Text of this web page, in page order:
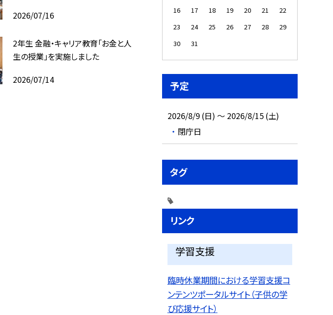
2026/07/16
2年生 金融・キャリア教育「お金と人
生の授業」を実施しました
2026/07/14
16
17 18 19 20 21
22
23
24 25 26 27 28
29
30
31
予定
2026/8/9 (日) ～ 2026/8/15 (土)
閉庁日
タグ
リンク
学習支援
臨時休業期間における学習支援コ
ンテンツポータルサイト（子供の学
び応援サイト）